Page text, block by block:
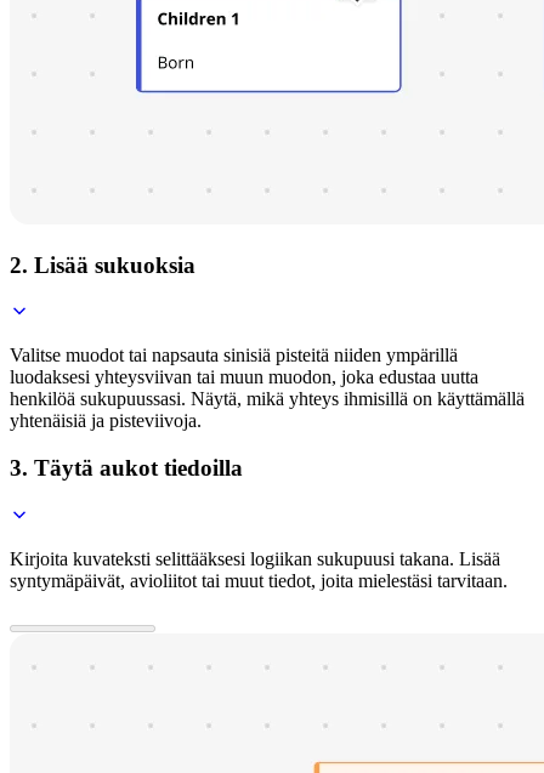
2. Lisää sukuoksia
Valitse muodot tai napsauta sinisiä pisteitä niiden ympärillä
luodaksesi yhteysviivan tai muun muodon, joka edustaa uutta
henkilöä sukupuussasi. Näytä, mikä yhteys ihmisillä on käyttämällä
yhtenäisiä ja pisteviivoja.
3. Täytä aukot tiedoilla
Kirjoita kuvateksti selittääksesi logiikan sukupuusi takana. Lisää
syntymäpäivät, avioliitot tai muut tiedot, joita mielestäsi tarvitaan.